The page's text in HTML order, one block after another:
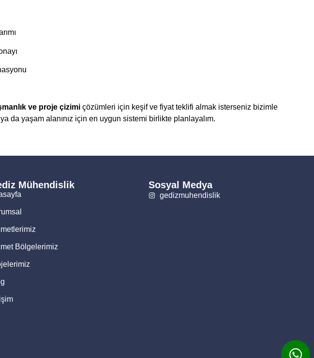
ve proje çizimiçözümleri için keşif ve fiyat teklifi almak isterseniz bizimle
da yaşam alanınız için en uygun sistemi birlikte planlayalım.
Mühendislik
Bölgelerimiz
Sosyal Medya
gedizmuhendislik